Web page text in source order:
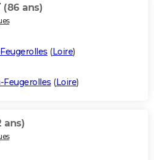
(86 ans)
(Loire)
(Loire)
ans)